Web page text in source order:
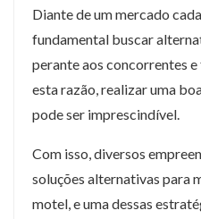
Diante de um mercado
fundamental buscar
perante aos concorrentes
esta razão, realizar uma
pode ser imprescindível.
Com isso, diversos
soluções alternativas para
motel, e uma dessas